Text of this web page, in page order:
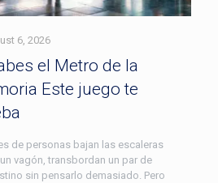
6, 2026
el Metro de la
Este juego te
de personas bajan las escaleras
vagón, transbordan un par de
sin pensarlo demasiado. Pero